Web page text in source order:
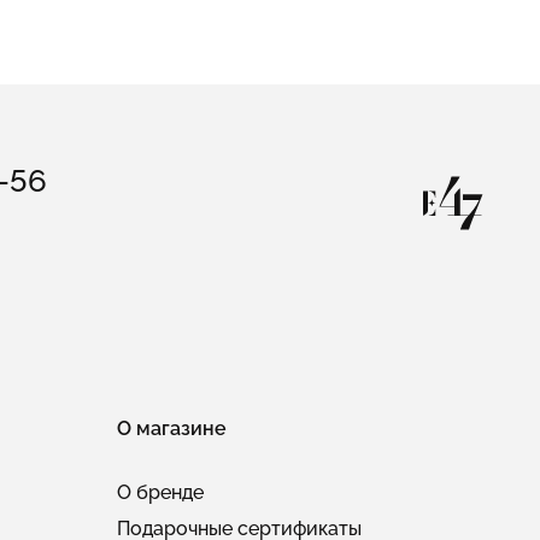
56
О магазине
О бренде
Подарочные сертификаты